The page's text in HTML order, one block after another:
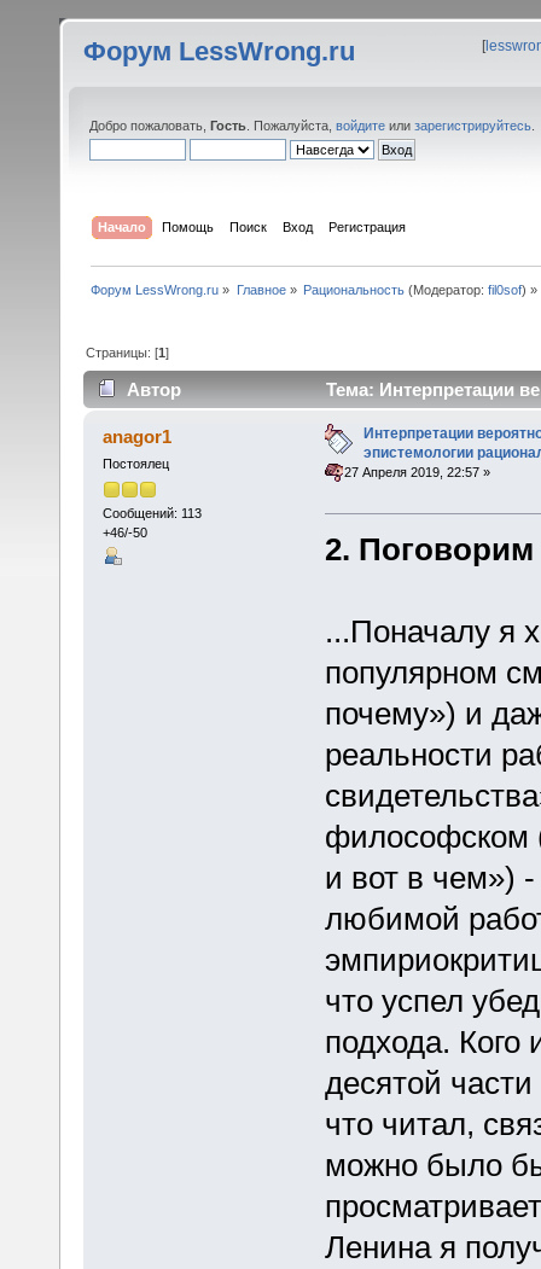
Форум LessWrong.ru [
Добро пожаловать, Гость . Пожалуйста, войдите или зарегистрируйтесь
Начало Помощь Поиск Вход Регистрация
Форум LessWrong.ru » Главное» Рациональность(Модератор: fil0sof) »
Страницы: [1]
Автор
Тема: Интерпретации
(Прочитано 21592 раз)
anagor1
Постоялец
Сообщений: 113
+46/-50
Интерпретации
эпистемологии
«:27 Апреля 2019, 22:57 »
2.
...Поначалу я
популярном
почему») и
реальности
философском
и вот в чем»)
любимой
что успел
подхода. Кого
десятой
что читал,
можно было
Ленина я